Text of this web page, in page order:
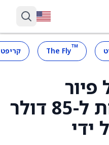
™
The Fly
סטוראג' הופחת ל-85 דולר
ידי